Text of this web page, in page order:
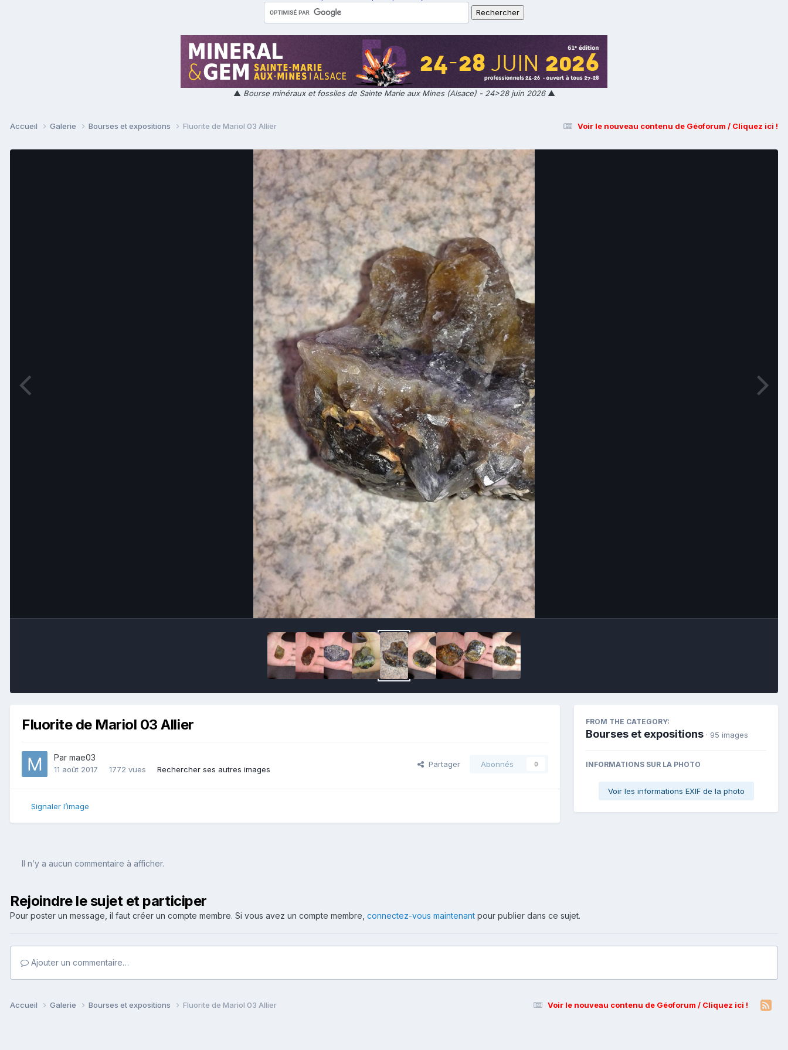
▲ Bourse minéraux et fossiles de Sainte Marie aux Mines (Alsace) - 24>28 juin 2026▲
Voir le nouveau contenu de Géoforum / Cliquez ici !
Accueil Galerie Bourses et expositions Fluorite de Mariol 03 Allier
Fluorite de Mariol 03 Allier
Par mae03
11 août 2017 1772 vues Rechercher ses autres images
Partager Abonnés 0
Signaler l’image
FROM THE CATEGORY:
Bourses et expositions · 95 images
INFORMATIONS SUR LA PHOTO
Voir les informations EXIF de la photo
Il n’y a aucun commentaire à afficher.
Rejoindre le sujet et participer
Pour poster un message, il faut créer un compte membre. Si vous avez un compte membre, connectez-vous maintenant pour publier dans ce sujet.
Ajouter un commentaire…
Voir le nouveau contenu de Géoforum / Cliquez ici !
Accueil Galerie Bourses et expositions Fluorite de Mariol 03 Allier